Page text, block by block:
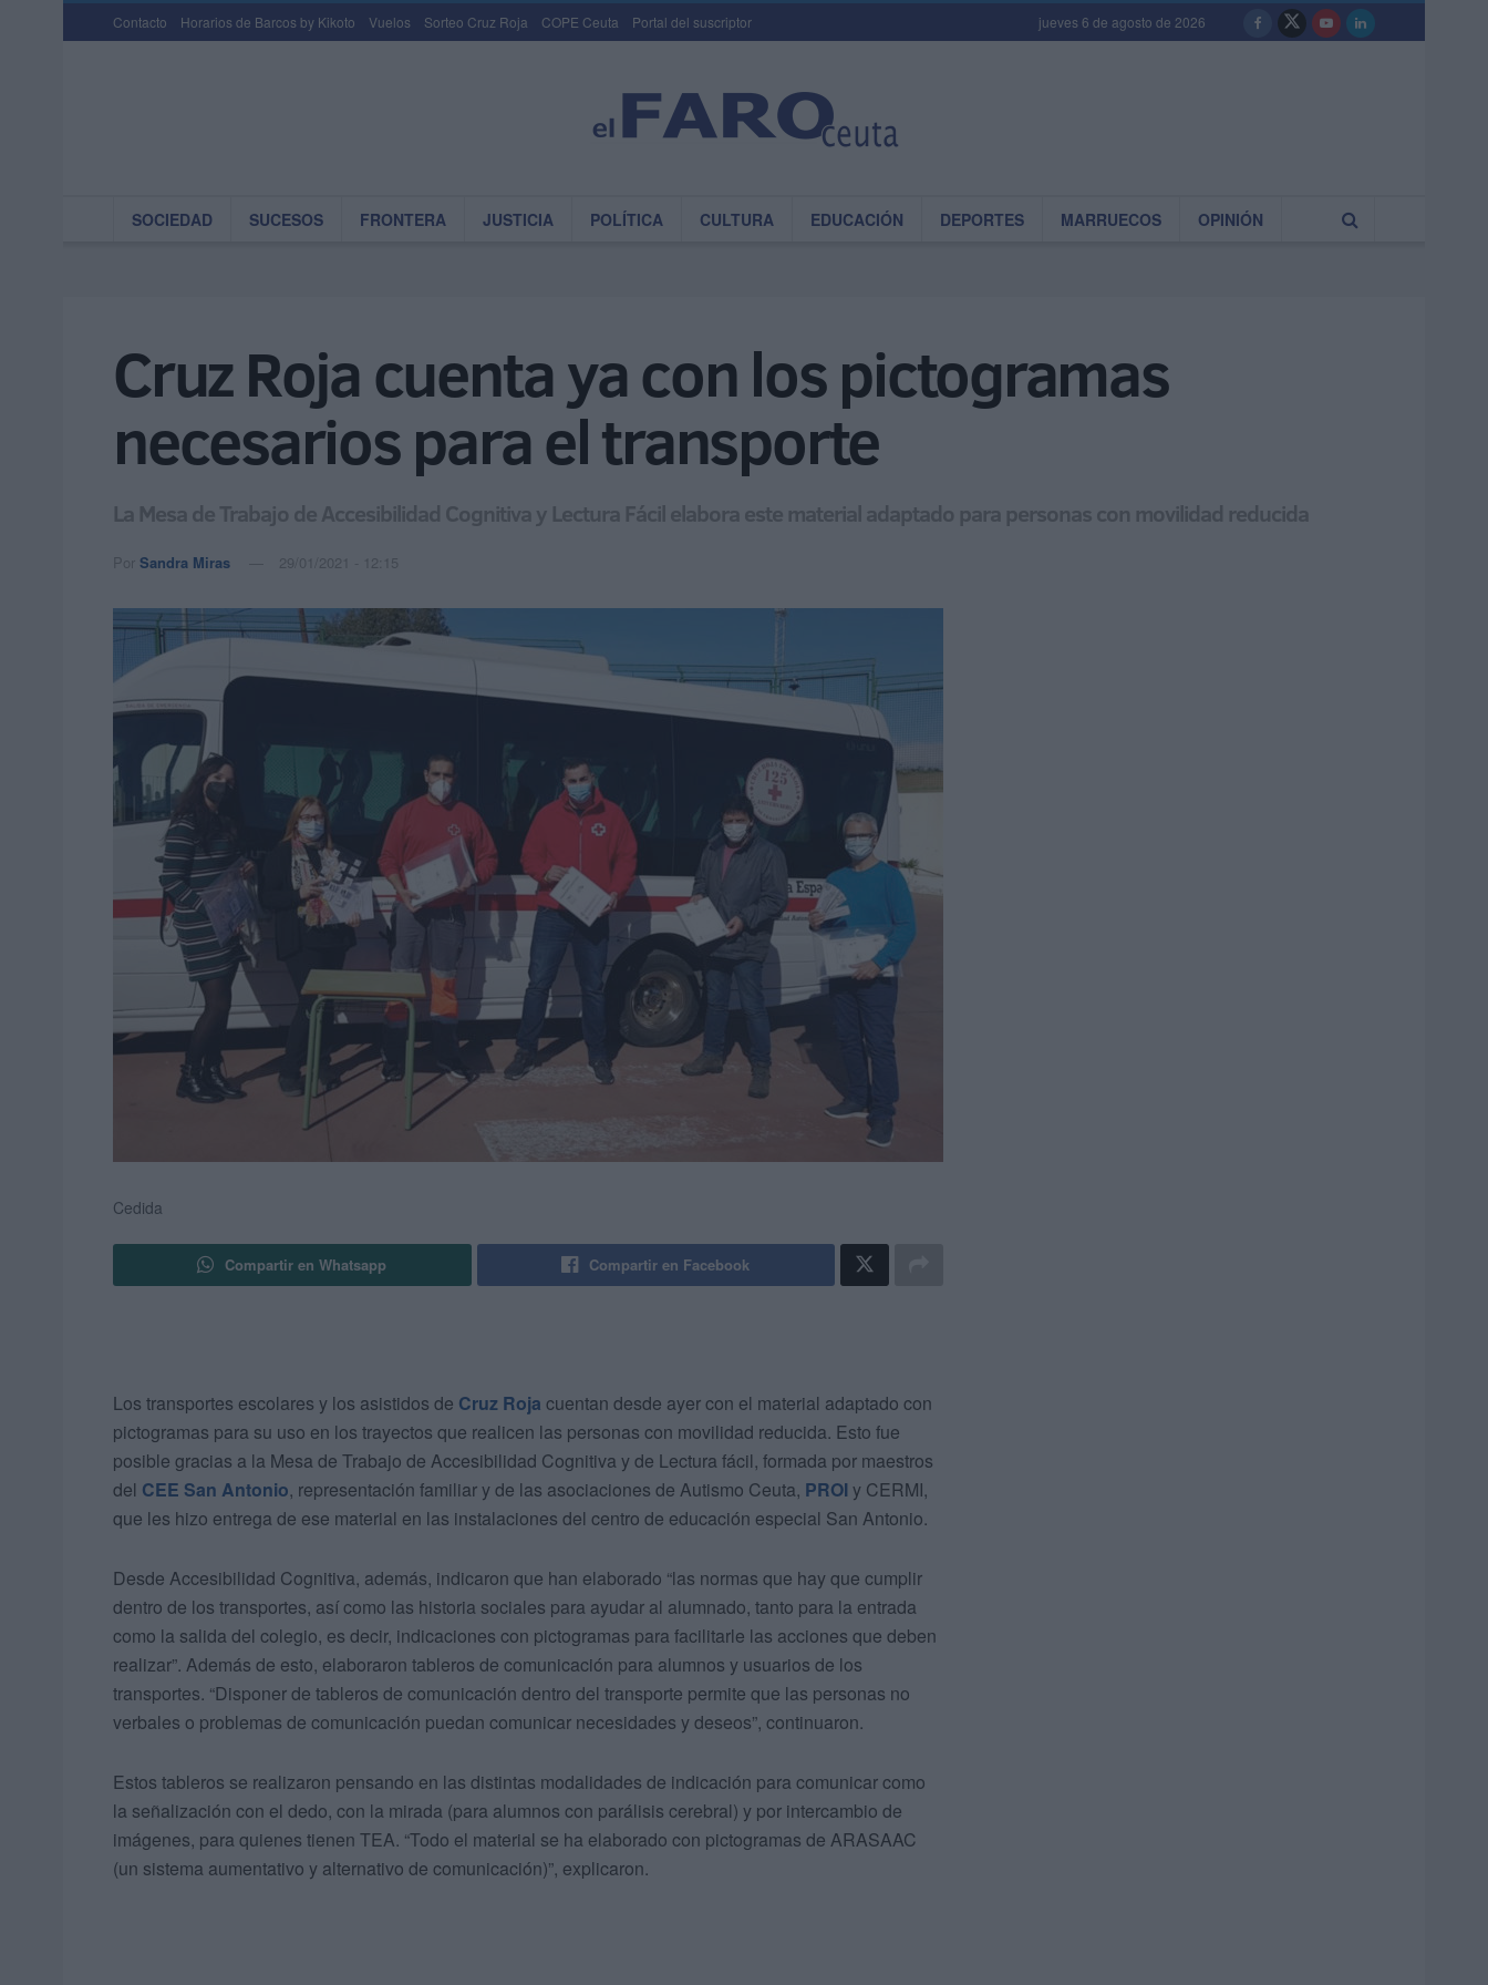
Contacto Horarios de Barcos by Kikoto Vuelos Sorteo Cruz Roja COPE Ceuta Portal del suscriptor jueves 6 de agosto de 2026
SOCIEDAD SUCESOS FRONTERA JUSTICIA POLÍTICA CULTURA EDUCACIÓN DEPORTES MARRUECOS OPINIÓN
Cruz Roja cuenta ya con los pictogramas
necesarios para el transporte
La Mesa de Trabajo de Accesibilidad Cognitiva y Lectura Fácil elabora este material adaptado para personas con movilidad reducida
Por Sandra Miras 29/01/2021 - 12:15
Cedida
Compartir en Whatsapp Compartir en Facebook
Los transportes escolares y los asistidos de Cruz Roja cuentan desde ayer con el material adaptado con
pictogramas para su uso en los trayectos que realicen las personas con movilidad reducida. Esto fue
posible gracias a la Mesa de Trabajo de Accesibilidad Cognitiva y de Lectura fácil, formada por maestros
del CEE San Antonio, representación familiar y de las asociaciones de Autismo Ceuta, PROIy CERMI,
que les hizo entrega de ese material en las instalaciones del centro de educación especial San Antonio.
Desde Accesibilidad Cognitiva, además, indicaron que han elaborado “las normas que hay que cumplir
dentro de los transportes, así como las historia sociales para ayudar al alumnado, tanto para la entrada
como la salida del colegio, es decir, indicaciones con pictogramas para facilitarle las acciones que deben
realizar”. Además de esto, elaboraron tableros de comunicación para alumnos y usuarios de los
transportes. “Disponer de tableros de comunicación dentro del transporte permite que las personas no
verbales o problemas de comunicación puedan comunicar necesidades y deseos”, continuaron.
Estos tableros se realizaron pensando en las distintas modalidades de indicación para comunicar como
la señalización con el dedo, con la mirada (para alumnos con parálisis cerebral) y por intercambio de
imágenes, para quienes tienen TEA. “Todo el material se ha elaborado con pictogramas de ARASAAC
(un sistema aumentativo y alternativo de comunicación)”, explicaron.